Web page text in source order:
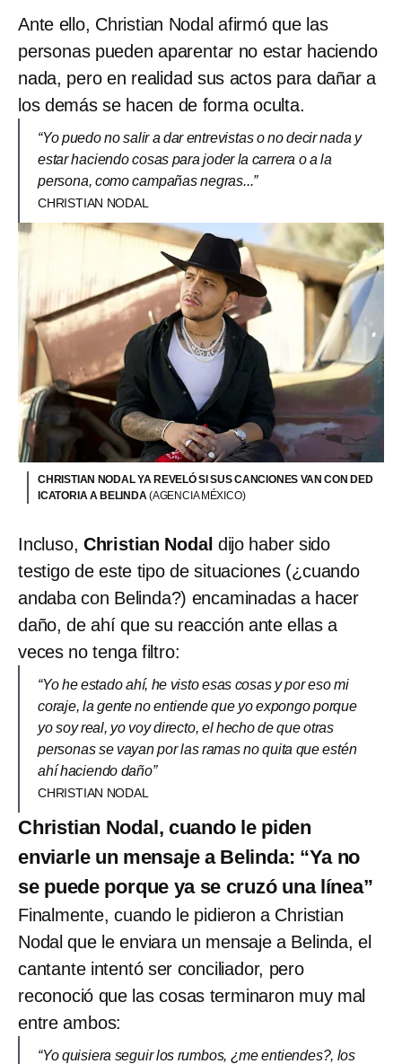
Ante ello, Christian Nodal afirmó que las
personas pueden aparentar no estar haciendo
nada, pero en realidad sus actos para dañar a
los demás se hacen de forma oculta.
“Yo puedo no salir a dar entrevistas o no decir nada y
estar haciendo cosas para joder la carrera o a la
persona, como campañas negras...”
CHRISTIAN NODAL
CHRISTIAN NODAL YA REVELÓ SI SUS CANCIONES VAN CON DED
ICATORIA A BELINDA(AGENCIA MÉXICO)
Incluso, Christian Nodal dijo haber sido
testigo de este tipo de situaciones (¿cuando
andaba con Belinda?) encaminadas a hacer
daño, de ahí que su reacción ante ellas a
veces no tenga filtro:
“Yo he estado ahí, he visto esas cosas y por eso mi
coraje, la gente no entiende que yo expongo porque
yo soy real, yo voy directo, el hecho de que otras
personas se vayan por las ramas no quita que estén
ahí haciendo daño”
CHRISTIAN NODAL
Christian Nodal, cuando le piden
enviarle un mensaje a Belinda: “Ya no
se puede porque ya se cruzó una línea”
Finalmente, cuando le pidieron a Christian
Nodal que le enviara un mensaje a Belinda, el
cantante intentó ser conciliador, pero
reconoció que las cosas terminaron muy mal
entre ambos:
“Yo quisiera seguir los rumbos, ¿me entiendes?, los